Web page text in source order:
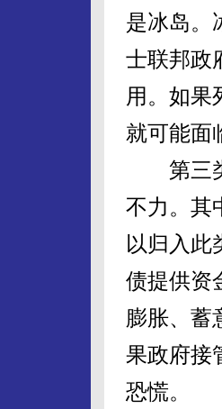
是冰岛。
士联邦政
用。如果
就可能面
第三类
不力。其
以归入此
债提供资
膨胀、蓄
果政府接
恐慌。